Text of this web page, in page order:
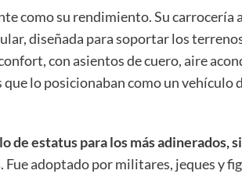
como su rendimiento. Su carrocería
diseñada para soportar los
con asientos de cuero, aire
lo posicionaban como un vehículo
de estatus para los más adinerados,
. Fue adoptado por militares, jeques y